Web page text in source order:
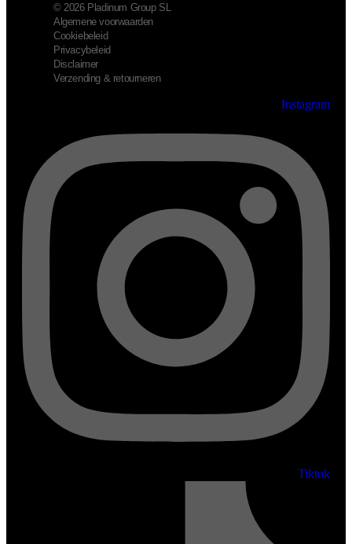
© 2026 Pladinum Group SL
Algemene voorwaarden
Cookiebeleid
Privacybeleid
Disclaimer
Verzending & retourneren
Instagram
Tiktok